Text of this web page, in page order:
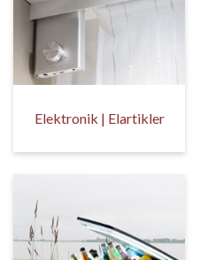
Elektronik | Elartikler